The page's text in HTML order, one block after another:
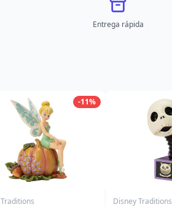
Entrega rápida
-11%
Disney Traditions